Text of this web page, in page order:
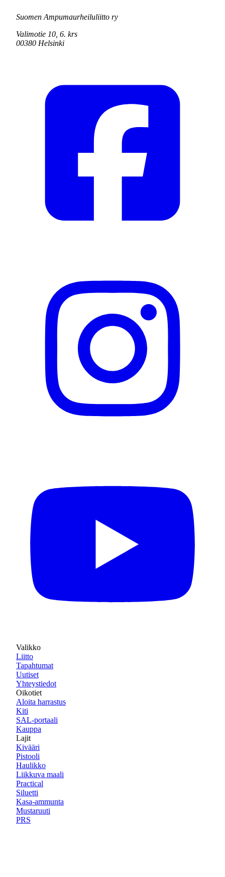
Suomen Ampumaurheiluliitto ry
Valimotie 10, 6. krs
00380 Helsinki
Valikko
Liitto
Tapahtumat
Uutiset
Yhteystiedot
Oikotiet
Aloita harrastus
Kiti
SAL-portaali
Kauppa
Lajit
Kivääri
Pistooli
Haulikko
Liikkuva maali
Practical
Siluetti
Kasa-ammunta
Mustaruuti
PRS